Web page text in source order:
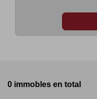
0 immobles en total